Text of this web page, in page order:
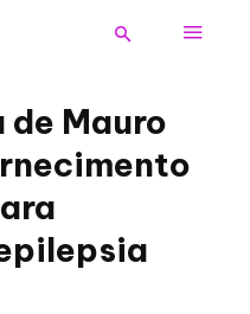
Mauro